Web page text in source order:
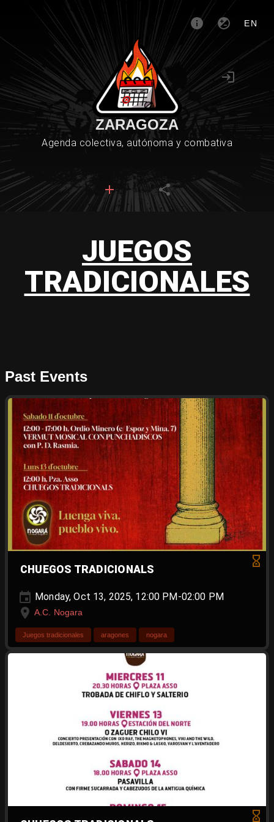
EN
ZARAGOZA
Agenda colectiva, autónoma y combativa
JUEGOS
TRADICIONALES
Past Events
CHUEGOS TRADICIONALS
Monday, Oct 13, 2025, 12:00 PM-02:00 PM
A.C. Nogara
Juegos tradicionales aragones nogara